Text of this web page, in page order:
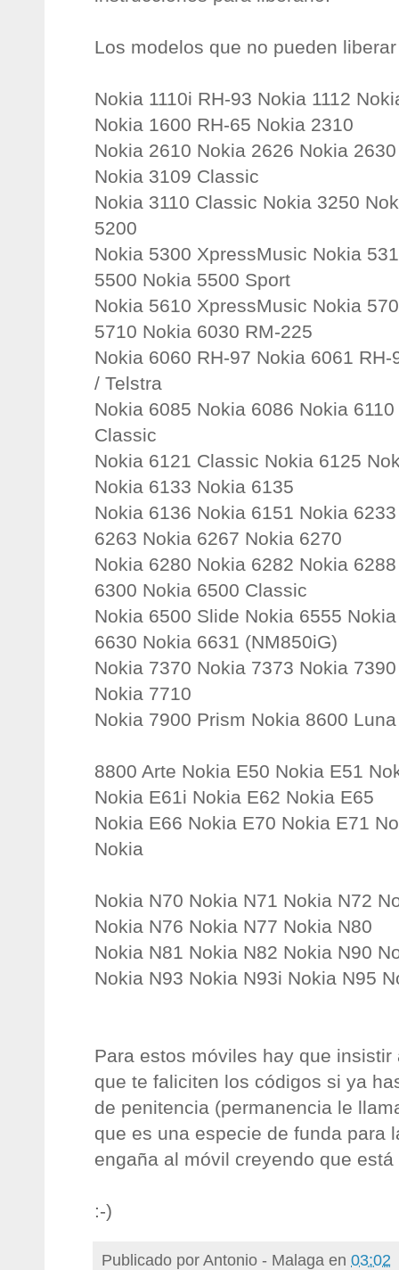
Los modelos que no pueden
Nokia 1110i RH-93 Nokia 1112
Nokia 1600 RH-65 Nokia 2310
Nokia 2610 Nokia 2626 Nokia
Nokia 3109 Classic
Nokia 3110 Classic Nokia 3250
5200
Nokia 5300 XpressMusic Nokia
5500 Nokia 5500 Sport
Nokia 5610 XpressMusic Nokia
5710 Nokia 6030 RM-225
Nokia 6060 RH-97 Nokia 6061
/ Telstra
Nokia 6085 Nokia 6086 Nokia
Classic
Nokia 6121 Classic Nokia 6125
Nokia 6133 Nokia 6135
Nokia 6136 Nokia 6151 Nokia
6263 Nokia 6267 Nokia 6270
Nokia 6280 Nokia 6282 Nokia
6300 Nokia 6500 Classic
Nokia 6500 Slide Nokia 6555
6630 Nokia 6631 (NM850iG)
Nokia 7370 Nokia 7373 Nokia
Nokia 7710
Nokia 7900 Prism Nokia 8600
8800 Arte Nokia E50 Nokia E51
Nokia E61i Nokia E62 Nokia E65
Nokia E66 Nokia E70 Nokia E71
Nokia
Nokia N70 Nokia N71 Nokia N72
Nokia N76 Nokia N77 Nokia N80
Nokia N81 Nokia N82 Nokia N90
Nokia N93 Nokia N93i Nokia N95
Para estos móviles hay que insistir
que te faliciten los códigos si ya
de penitencia (permanencia le
que es una especie de funda para
engaña al móvil creyendo que está
:-)
Publicado porAntonio - Malaga en 03:02